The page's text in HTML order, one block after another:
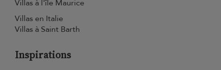
Villas à l'île Maurice
Villas en Italie
Villas à Saint Barth
Inspirations